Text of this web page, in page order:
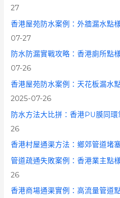
27
香港屋苑防水案例：外牆漏水點
07-27
防水防漏實戰攻略：香港廁所點
07-26
香港屋苑防水案例：天花板漏水
2025-07-26
防水方法大比拼：香港PU膜同環
26
香港村屋通渠方法：鄉郊管道堵
管道疏通失敗案例：香港業主點
26
香港商場通渠實例：高流量管道